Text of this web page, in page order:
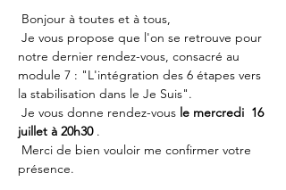
Bonjour à toutes et à tous,
notre dernier rendez-vous, consacré au
module 7 : "L'intégration des 6 étapes vers
la stabilisation dans le Je Suis".
Je vous donne rendez-vous le mercredi  16
juillet à 20h30 .
Merci de bien vouloir me confirmer votre
présence.